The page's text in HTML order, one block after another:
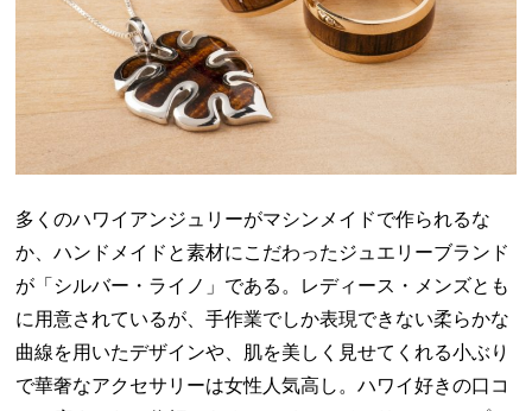
多くのハワイアンジュリーがマシンメイドで作られるな
か、ハンドメイドと素材にこだわったジュエリーブランド
が「シルバー・ライノ」である。レディース・メンズとも
に用意されているが、手作業でしか表現できない柔らかな
曲線を用いたデザインや、肌を美しく見せてくれる小ぶり
で華奢なアクセサリーは女性人気高し。ハワイ好きの口コ